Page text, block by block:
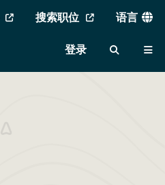
搜索职位 语言
MVAJC
菜
登录
索
单